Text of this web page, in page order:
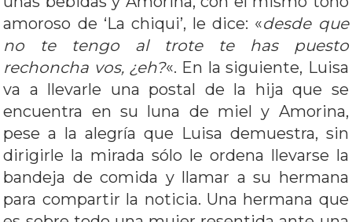
amoroso de ‘La chiqui’, le dice: «desde que
no te tengo al trote te has puesto
rechoncha vos, ¿eh?«. En la siguiente, Luisa
va a llevarle una postal de la hija que se
encuentra en su luna de miel y Amorina,
pese a la alegría que Luisa demuestra, sin
dirigirle la mirada sólo le ordena llevarse la
bandeja de comida y llamar a su hermana
para compartir la noticia. Una hermana que